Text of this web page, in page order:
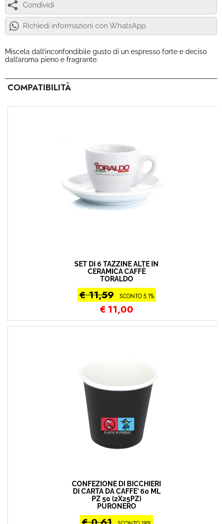
Condividi
Richiedi informazioni con WhatsApp
Miscela dall’inconfondibile gusto di un espresso forte e deciso
dall’aroma pieno e fragrante.
COMPATIBILITÀ
SET DI 6 TAZZINE ALTE IN
CERAMICA CAFFÈ
TORALDO
€ 11,59 SCONTO 5.1%
€ 11,00
CONFEZIONE DI BICCHIERI
DI CARTA DA CAFFE' 60 ML
PZ 50 (2X25PZ)
PURONERO